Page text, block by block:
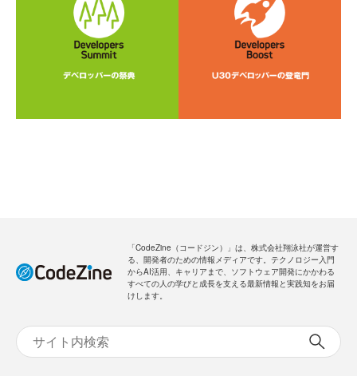
「CodeZine（コードジン）」は、株式会社翔泳社が運営す
る、開発者のための情報メディアです。テクノロジー入門
からAI活用、キャリアまで、ソフトウェア開発にかかわる
すべての人の学びと成長を支える最新情報と実践知をお届
けします。